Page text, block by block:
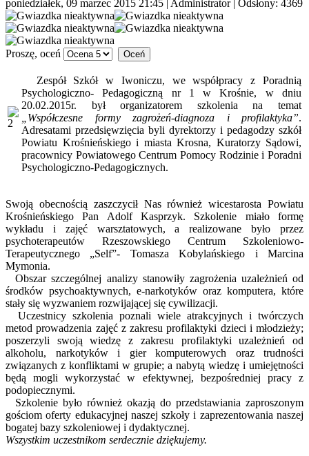
poniedziałek, 09 marzec 2015 21:45 Administrator| Odsłony: 4369
Proszę, oceń
Zespół Szkół w Iwoniczu, we współpracy z Poradnią
Psychologiczno- Pedagogiczną nr 1 w Krośnie, w dniu
20.02.2015r. był organizatorem szkolenia na temat
„Współczesne formy zagrożeń-diagnoza i profilaktyka”.
Adresatami przedsięwzięcia byli dyrektorzy i pedagodzy szkół
Powiatu Krośnieńskiego i miasta Krosna, Kuratorzy Sądowi,
pracownicy Powiatowego Centrum Pomocy Rodzinie i Poradni
Psychologiczno-Pedagogicznych.
Swoją obecnością zaszczycił Nas również wicestarosta Powiatu
Krośnieńskiego Pan Adolf Kasprzyk. Szkolenie miało formę
wykładu i zajęć warsztatowych, a realizowane było przez
psychoterapeutów Rzeszowskiego Centrum Szkoleniowo-
Terapeutycznego „Self”- Tomasza Kobylańskiego i Marcina
Mymonia.
Obszar szczególnej analizy stanowiły zagrożenia uzależnień od
środków psychoaktywnych, e-narkotyków oraz komputera, które
stały się wyzwaniem rozwijającej się cywilizacji.
Uczestnicy szkolenia poznali wiele atrakcyjnych i twórczych
metod prowadzenia zajęć z zakresu profilaktyki dzieci i młodzieży;
poszerzyli swoją wiedzę z zakresu profilaktyki uzależnień od
alkoholu, narkotyków i gier komputerowych oraz trudności
związanych z konfliktami w grupie; a nabytą wiedzę i umiejętności
będą mogli wykorzystać w efektywnej, bezpośredniej pracy z
podopiecznymi.
Szkolenie było również okazją do przedstawiania zaproszonym
gościom oferty edukacyjnej naszej szkoły i zaprezentowania naszej
bogatej bazy szkoleniowej i dydaktycznej.
Wszystkim uczestnikom serdecznie dziękujemy.